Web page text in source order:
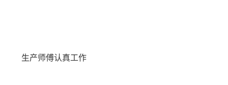
生产师傅认真工作